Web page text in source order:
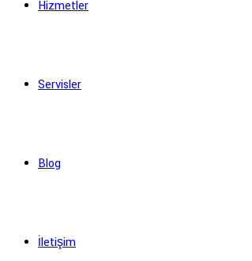
Hizmetler
Servisler
Blog
İletişim